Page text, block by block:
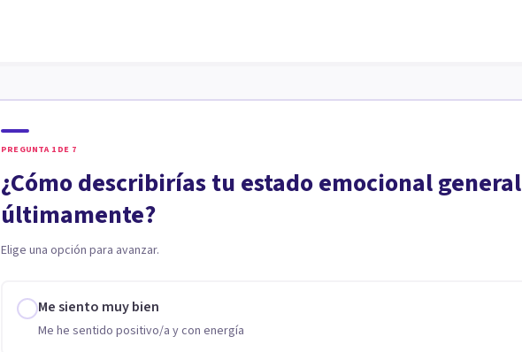
PREGUNTA 1 DE 7
¿Cómo describirías tu estado emocional general
últimamente?
Elige una opción para avanzar.
Me siento muy bien
Me he sentido positivo/a y con energía